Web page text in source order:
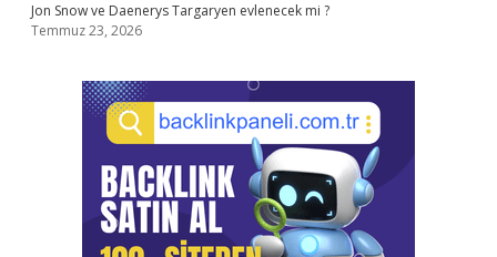
Jon Snow ve Daenerys Targaryen evlenecek mi ?
Temmuz 23, 2026